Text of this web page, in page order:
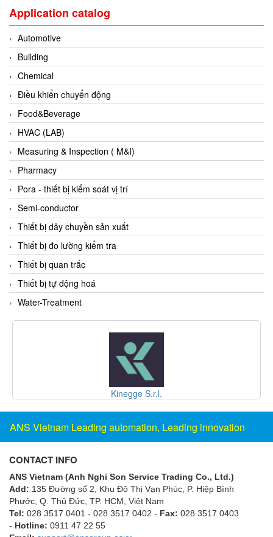
Evoqua
EXAIR
Exergen
Exide Technologies Vietnam
EXOR
FAIRCHILD
FANUC
FDM/ F.lli Della Marca Srl
FEIN
Felm
FESTO
FHF (EATON Crouse-Hinds)
Fife/ Maxcess
Fimet
Fine Suntronix
FineTek
Finna Sensors Vietnam
FLENDER
Flexaust
Flexim
FLIR
FLOMAG
flotron
Flow Force/ Super Green Power-Tech
Application catalog
Automotive
Building
Chemical
Điều khiển chuyển động
Food&Beverage
HVAC (LAB)
Measuring & Inspection ( M&I)
Pharmacy
Pora - thiết bị kiểm soát vị trí
Semi-conductor
Thiết bị dây chuyền sản xuất
Thiết bị đo lường kiểm tra
Thiết bị quan trắc
Thiết bị tự động hoá
Water-Treatment
ANS Vietnam Leading automation, Leading innovation
CONTACT INFO
ANS Vietnam (Anh Nghi Son Service Trading Co., Ltd.)
Add: 135 Đường số 2, Khu Đô Thị Vạn Phúc, P. Hiệp Bình
Phước, Q. Thủ Đức, TP. HCM , Việt Nam
Tel: 028 3517 0401 - 028 3517 0402 - Fax: 028 3517 0403
- Hotline: 0911 47 22 55